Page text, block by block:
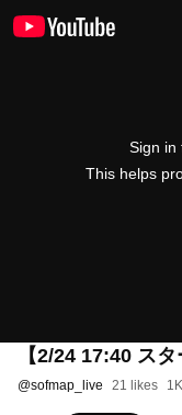
Sign in
This helps
【2/24 17:40 ス
@sofmap_live 21 likes